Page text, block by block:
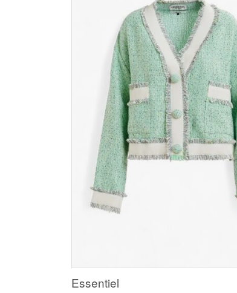
Essentiel